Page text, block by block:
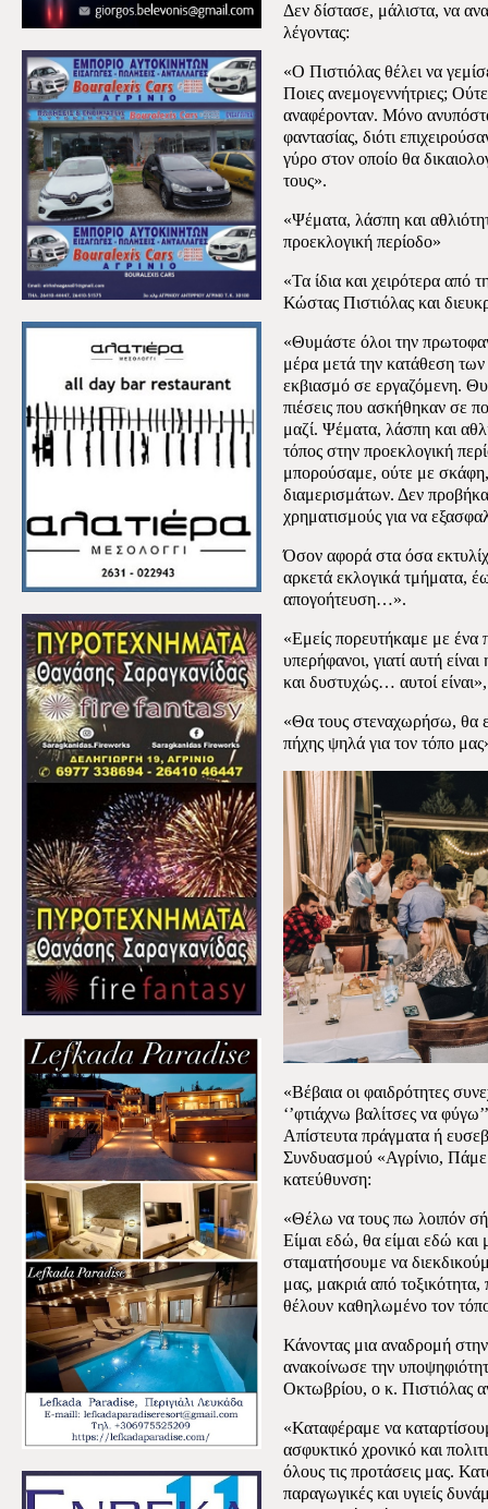
Δεν δίστασε, μάλιστα, να
λέγοντας:
«Ο Πιστιόλας θέλει να
Ποιες ανεμογεννήτριες;
αναφέρονταν. Μόνο
φαντασίας, διότι
γύρο στον οποίο θα
τους».
«Ψέματα, λάσπη και
προεκλογική περίοδο»
«Τα ίδια και χειρότερα από
Κώστας Πιστιόλας και
«Θυμάστε όλοι την
μέρα μετά την κατάθεση
εκβιασμό σε εργαζόμενη.
πιέσεις που ασκήθηκαν σε
μαζί. Ψέματα, λάσπη και
τόπος στην προεκλογική
μπορούσαμε, ούτε με σκάφη,
διαμερισμάτων. Δεν
χρηματισμούς για να
Όσον αφορά στα όσα
αρκετά εκλογικά τμήματα,
απογοήτευση…».
«Εμείς πορευτήκαμε με ένα
υπερήφανοι, γιατί αυτή
και δυστυχώς… αυτοί
«Θα τους στεναχωρήσω, θα
πήχης ψηλά για τον τόπο
«Βέβαια οι φαιδρότητες
‘’φτιάχνω βαλίτσες να
Απίστευτα πράγματα ή
Συνδυασμού «Αγρίνιο,
κατεύθυνση:
«Θέλω να τους πω λοιπόν
Είμαι εδώ, θα είμαι εδώ και
σταματήσουμε να
μας, μακριά από
θέλουν καθηλωμένο τον
Κάνοντας μια αναδρομή
ανακοίνωσε την
Οκτωβρίου, ο κ. Πιστιόλας
«Καταφέραμε να
ασφυκτικό χρονικό και
όλους τις προτάσεις μας.
παραγωγικές και υγιείς